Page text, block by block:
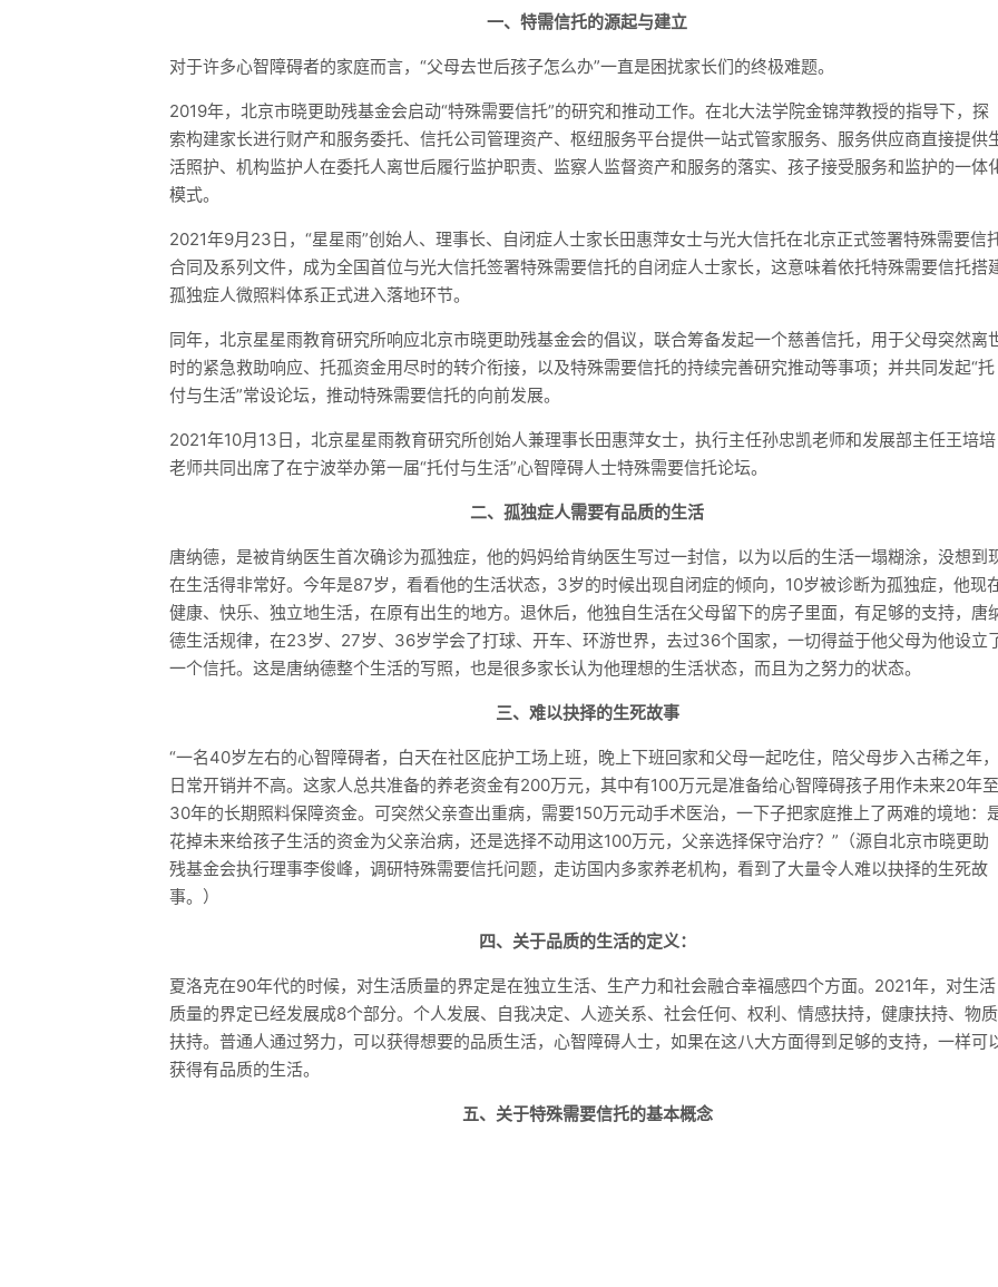
一、特需信托的源起与建立
对于许多心智障碍者的家庭而言，“父母去世后孩子怎么办”一直是困扰家长们的终极难题。
2019年，北京市晓更助残基金会启动“特殊需要信托”的研究和推动工作。在北大法学院金锦萍教授的指导下，探
索构建家长进行财产和服务委托、信托公司管理资产、枢纽服务平台提供一站式管家服务、服务供应商直接提供
活照护、机构监护人在委托人离世后履行监护职责、监察人监督资产和服务的落实、孩子接受服务和监护的一体
模式。
2021年9月23日，“星星雨”创始人、理事长、自闭症人士家长田惠萍女士与光大信托在北京正式签署特殊需要信
合同及系列文件，成为全国首位与光大信托签署特殊需要信托的自闭症人士家长，这意味着依托特殊需要信托搭
孤独症人微照料体系正式进入落地环节。
同年，北京星星雨教育研究所响应北京市晓更助残基金会的倡议，联合筹备发起一个慈善信托，用于父母突然离
时的紧急救助响应、托孤资金用尽时的转介衔接，以及特殊需要信托的持续完善研究推动等事项；并共同发起“托
付与生活”常设论坛，推动特殊需要信托的向前发展。
2021年10月13日，北京星星雨教育研究所创始人兼理事长田惠萍女士，执行主任孙忠凯老师和发展部主任王培培
老师共同出席了在宁波举办第一届“托付与生活”心智障碍人士特殊需要信托论坛。
二、孤独症人需要有品质的生活
唐纳德，是被肯纳医生首次确诊为孤独症，他的妈妈给肯纳医生写过一封信，以为以后的生活一塌糊涂，没想到
在生活得非常好。今年是87岁，看看他的生活状态，3岁的时候出现自闭症的倾向，10岁被诊断为孤独症，他现
健康、快乐、独立地生活，在原有出生的地方。退休后，他独自生活在父母留下的房子里面，有足够的支持，唐
德生活规律，在23岁、27岁、36岁学会了打球、开车、环游世界，去过36个国家，一切得益于他父母为他设立
一个信托。这是唐纳德整个生活的写照，也是很多家长认为他理想的生活状态，而且为之努力的状态。
三、难以抉择的生死故事
“一名40岁左右的心智障碍者，白天在社区庇护工场上班，晚上下班回家和父母一起吃住，陪父母步入古稀之年，
日常开销并不高。这家人总共准备的养老资金有200万元，其中有100万元是准备给心智障碍孩子用作未来20年至
30年的长期照料保障资金。可突然父亲查出重病，需要150万元动手术医治，一下子把家庭推上了两难的境地：
花掉未来给孩子生活的资金为父亲治病，还是选择不动用这100万元，父亲选择保守治疗？”（源自北京市晓更助
残基金会执行理事李俊峰，调研特殊需要信托问题，走访国内多家养老机构，看到了大量令人难以抉择的生死故
事。）
四、关于品质的生活的定义：
夏洛克在90年代的时候，对生活质量的界定是在独立生活、生产力和社会融合幸福感四个方面。2021年，对生活
质量的界定已经发展成8个部分。个人发展、自我决定、人迹关系、社会任何、权利、情感扶持，健康扶持、物质
扶持。普通人通过努力，可以获得想要的品质生活，心智障碍人士，如果在这八大方面得到足够的支持，一样可
获得有品质的生活。
五、关于特殊需要信托的基本概念